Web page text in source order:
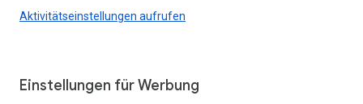
Aktivitätseinstellungen aufrufen
Einstellungen für Werbung